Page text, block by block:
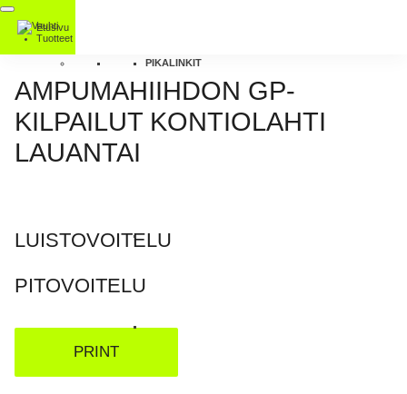
Etusivu
Tuotteet
PIKALINKIT
AMPUMAHIIHDON GP-
KILPAILUT KONTIOLAHTI
LAUANTAI
LUISTOVOITELU
PITOVOITELU
PRINT